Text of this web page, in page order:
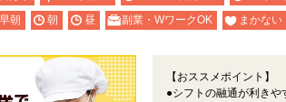
早朝 朝 昼 副業・WワークOK まかない
【おススメポイント】
●シフトの融通が利きや